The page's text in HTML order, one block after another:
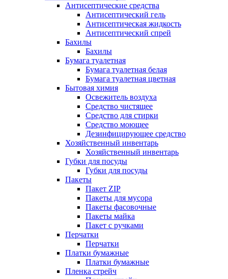
Антисептические средства
Антисептический гель
Антисептическая жидкость
Антисептический спрей
Бахилы
Бахилы
Бумага туалетная
Бумага туалетная белая
Бумага туалетная цветная
Бытовая химия
Освежитель воздуха
Средство чистящее
Средство для стирки
Средство моющее
Дезинфицирующее средство
Хозяйственный инвентарь
Хозяйственный инвентарь
Губки для посуды
Губки для посуды
Пакеты
Пакет ZIP
Пакеты для мусора
Пакеты фасовочные
Пакеты майка
Пакет с ручками
Перчатки
Перчатки
Платки бумажные
Платки бумажные
Пленка стрейч